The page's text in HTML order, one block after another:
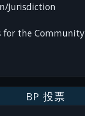
Jurisdiction
for the Community
BP 投票